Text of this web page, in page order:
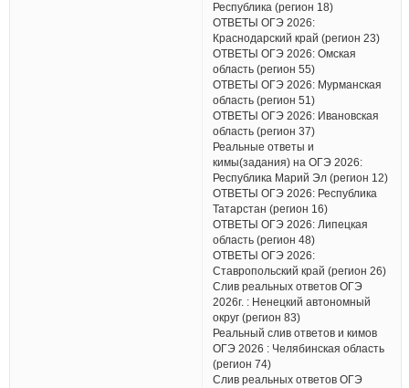
Республика (регион 18)
ОТВЕТЫ ОГЭ 2026:
Краснодарский край (регион 23)
ОТВЕТЫ ОГЭ 2026: Омская
область (регион 55)
ОТВЕТЫ ОГЭ 2026: Мурманская
область (регион 51)
ОТВЕТЫ ОГЭ 2026: Ивановская
область (регион 37)
Реальные ответы и
кимы(задания) на ОГЭ 2026:
Республика Марий Эл (регион 12)
ОТВЕТЫ ОГЭ 2026: Республика
Татарстан (регион 16)
ОТВЕТЫ ОГЭ 2026: Липецкая
область (регион 48)
ОТВЕТЫ ОГЭ 2026:
Ставропольский край (регион 26)
Слив реальных ответов ОГЭ
2026г. : Ненецкий автономный
округ (регион 83)
Реальный слив ответов и кимов
ОГЭ 2026 : Челябинская область
(регион 74)
Слив реальных ответов ОГЭ